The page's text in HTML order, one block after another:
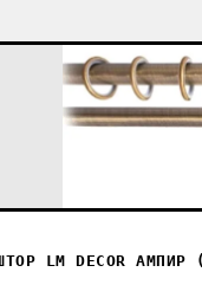
LM DECOR